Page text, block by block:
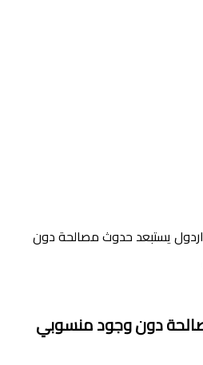
اردول يستبعد حدوث مصالحة دون
دون وجود منسوبي